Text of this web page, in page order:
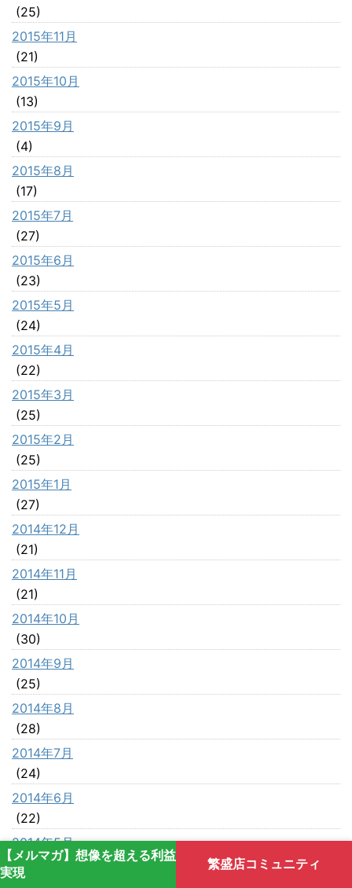
【メルマガ】想像を超える利益
実現
繁盛店コミュニティ
(25)
2015年11月
(21)
2015年10月
(13)
2015年9月
(4)
2015年8月
(17)
2015年7月
(27)
2015年6月
(23)
2015年5月
(24)
2015年4月
(22)
2015年3月
(25)
2015年2月
(25)
2015年1月
(27)
2014年12月
(21)
2014年11月
(21)
2014年10月
(30)
2014年9月
(25)
2014年8月
(28)
2014年7月
(24)
2014年6月
(22)
2014年5月
(29)